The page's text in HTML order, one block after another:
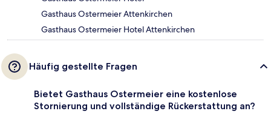
Gasthaus Ostermeier Attenkirchen
Gasthaus Ostermeier Hotel Attenkirchen
Häufig gestellte Fragen
Bietet Gasthaus Ostermeier eine kostenlose
Stornierung und vollständige Rückerstattung an?